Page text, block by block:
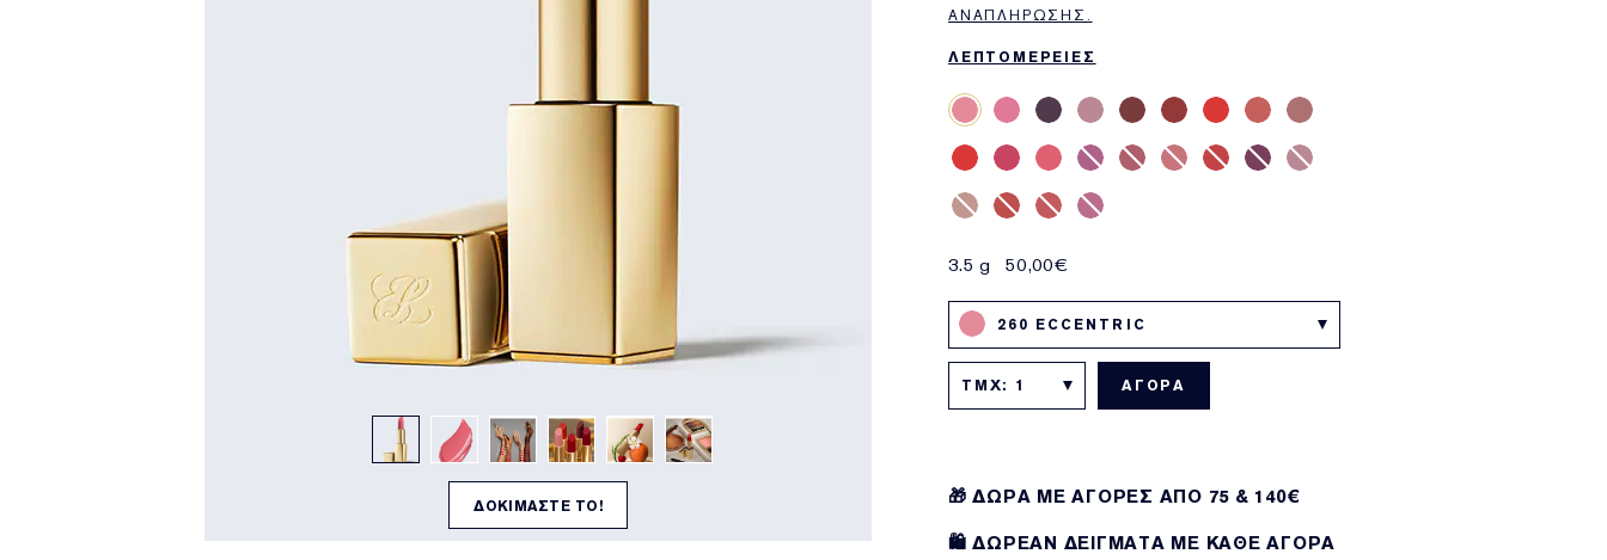
ΔΟΚΙΜΑΣΤΕ ΤΟ!
ΑΝΑΠΛΉΡΩΣΗΣ.
ΛΕΠΤΟΜΕΡΕΙΕΣ
3.5 g50,00€
260 ECCENTRIC
TMX: 1 ΑΓΟΡΑ
🎁 ΔΩΡΑ ΜΕ ΑΓΟΡΕΣ ΑΠΌ 75 & 140€
🛍️ ΔΩΡΕΑΝ ΔΕΙΓΜΑΤΑ ΜΕ ΚΑΘΕ ΑΓΟΡΑ